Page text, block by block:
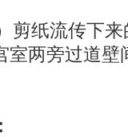
剪纸流传下
室两旁过道壁